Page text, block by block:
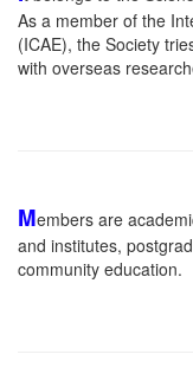
As a member of the
(ICAE), the Society
with overseas
Members are
and institutes,
community education.